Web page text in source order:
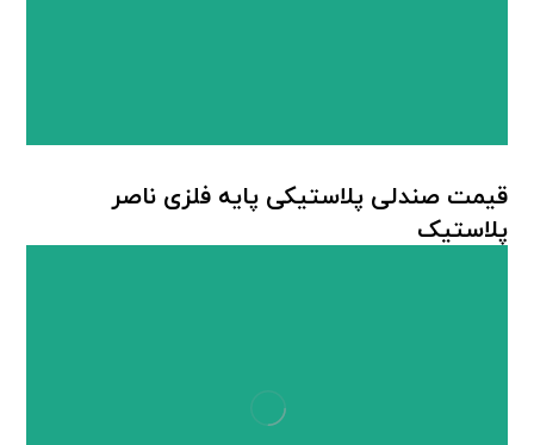
قیمت صندلی پلاستیکی پایه فلزی ناصر
پلاستیک